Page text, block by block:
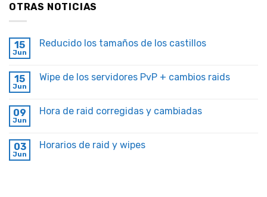
OTRAS NOTICIAS
15
Jun
Reducido los tamaños de los castillos
15
Jun
Wipe de los servidores PvP + cambios raids
09
Jun
Hora de raid corregidas y cambiadas
03
Jun
Horarios de raid y wipes